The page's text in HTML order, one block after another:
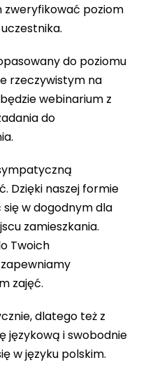
zweryfikować poziom
do poziomu
rzeczywistym na
webinarium z
do
Dzięki naszej formie
się w dogodnym dla
zamieszkania.
Twoich
zajęć.
dlatego też z
językową i swobodnie
w języku polskim.